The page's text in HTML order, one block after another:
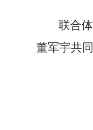
联合体
董军宇共